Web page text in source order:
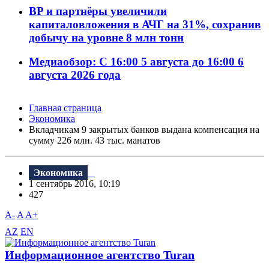
BP и партнёры увеличили
капиталовложения в АЧГ на 31%, сохранив
добычу на уровне 8 млн тонн
Медиаобзор: С 16:00 5 августа до 16:00 6
августа 2026 года
Главная страница
Экономика
Вкладчикам 9 закрытых банков выдана компенсация на
сумму 226 млн. 43 тыс. манатов
Экономика
1 сентябрь 2016, 10:19
427
A- A A+
AZ EN
Информационное агентство Turan